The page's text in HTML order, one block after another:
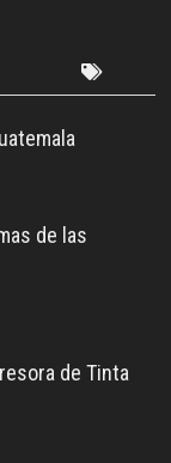
de las
de Tinta